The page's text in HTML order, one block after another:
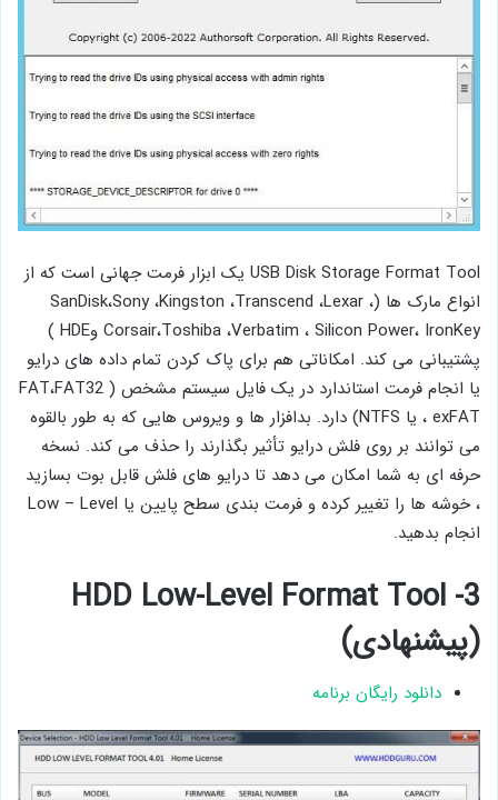
USB Disk Storage Format Tool یک ابزار فرمت جهانی است که از
انواع مارک ها (SanDisk،Sony ،Kingston ،Transcend ،Lexar ،
Corsair،Toshiba ،Verbatim ، Silicon Power، IronKey وHDE )
پشتیبانی می کند. امکاناتی هم برای پاک کردن تمام داده های درایو
یا انجام فرمت استاندارد در یک فایل سیستم مشخص ( FAT،FAT32
، exFAT یا NTFS) دارد. بدافزار ها و ویروس هایی که به طور بالقوه
می توانند بر روی فلش درایو تأثیر بگذارند را حذف می کند. نسخه
حرفه ای به شما امکان می دهد تا درایو های فلش قابل بوت بسازید
، خوشه ها را تغییر کرده و فرمت بندی سطح پایین یا Low – Level
انجام بدهید.
3- HDD Low-Level Format Tool
(پیشنهادی)
دانلود رایگان برنامه